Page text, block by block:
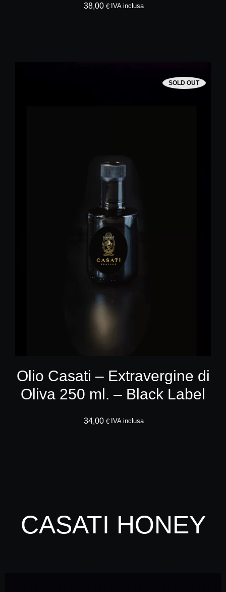
38,00 € IVA inclusa
SOLD OUT
Olio Casati – Extravergine di
Oliva 250 ml. – Black Label
34,00 € IVA inclusa
CASATI HONEY